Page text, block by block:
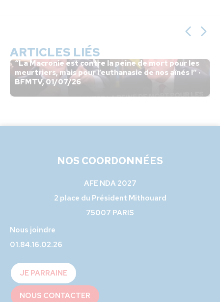
ARTICLES LIÉS
“La Macronie est contre la peine de mort pour les
meurtriers, mais pour l’euthanasie de nos aînés !” ·
BFMTV, 01/07/26
NOS COORDONNÉES
AFE NDA 2027
2 place du Président Mithouard
75007 PARIS
Nous joindre
01.84.16.02.26
JE PARRAINE
NOUS CONTACTER